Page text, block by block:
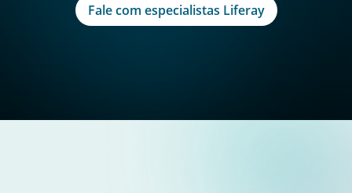
Fale com especialistas Liferay